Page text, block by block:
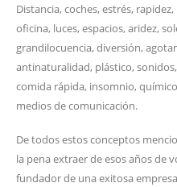
Distancia, coches, estrés,
oficina, luces, espacios, aridez,
grandilocuencia, diversión,
antinaturalidad, plástico,
comida rápida, insomnio,
medios de comunicación.
De todos estos conceptos
la pena extraer de esos años de
fundador de una exitosa